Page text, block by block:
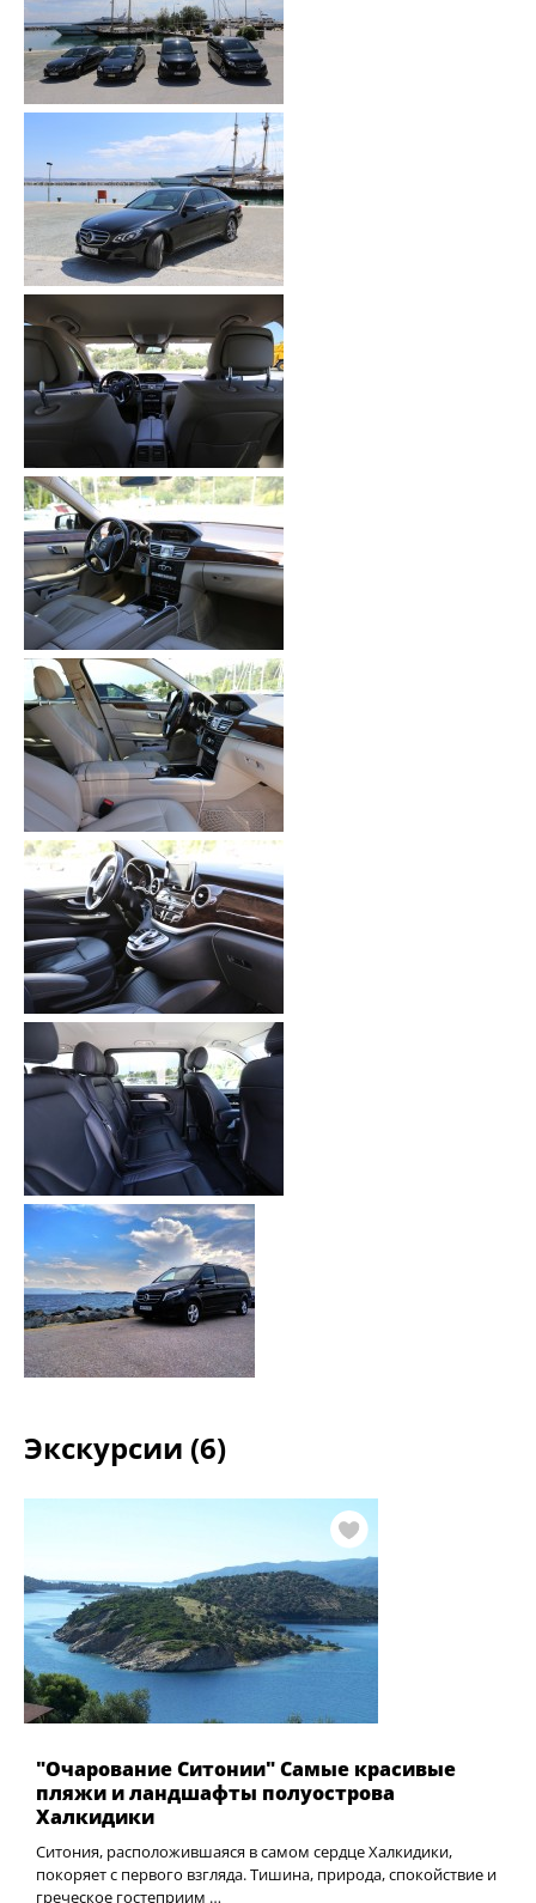
Экскурсии (6)
"Очарование Ситонии" Самые красивые
пляжи и ландшафты полуострова
Халкидики
Ситония, расположившаяся в самом сердце Халкидики,
покоряет с первого взгляда. Тишина, природа, спокойствие и
греческое гостеприим …